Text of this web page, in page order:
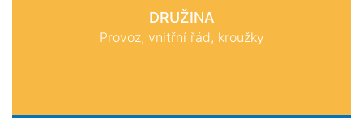
DRUŽINA
Provoz, vnitřní řád, kroužky